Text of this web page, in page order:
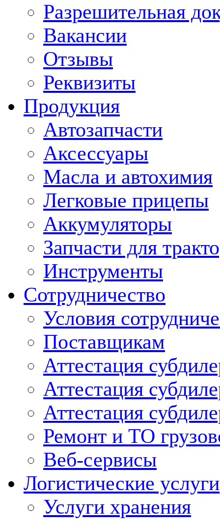
Разрешительная
Вакансии
Отзывы
Реквизиты
Продукция
Автозапчасти
Аксессуары
Масла и автохимия
Легковые прицепы
Аккумуляторы
Запчасти для
Инструменты
Сотрудничество
Условия
Поставщикам
Аттестация
Аттестация
Аттестация
Ремонт и ТО
Веб-сервисы
Логистические услуги
Услуги хранения